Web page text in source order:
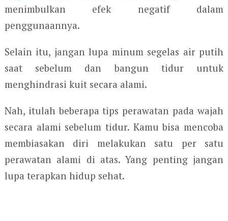
menimbulkan efek negatif dalam
penggunaannya.
Selain itu, jangan lupa minum segelas air putih
saat sebelum dan bangun tidur untuk
menghindrasi kuit secara alami.
Nah, itulah beberapa tips perawatan pada wajah
secara alami sebelum tidur. Kamu bisa mencoba
membiasakan diri melakukan satu per satu
perawatan alami di atas. Yang penting jangan
lupa terapkan hidup sehat.